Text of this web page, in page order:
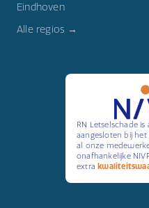
Eindhoven
Alle regios →
RN Letselschade
aangesloten bij het
al onze
onafhankelijke
extra